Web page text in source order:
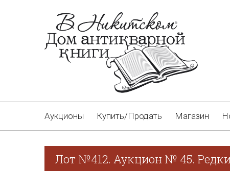
Аукционы Купить/Продать Магазин
Лот №412. Аукцион № 45.